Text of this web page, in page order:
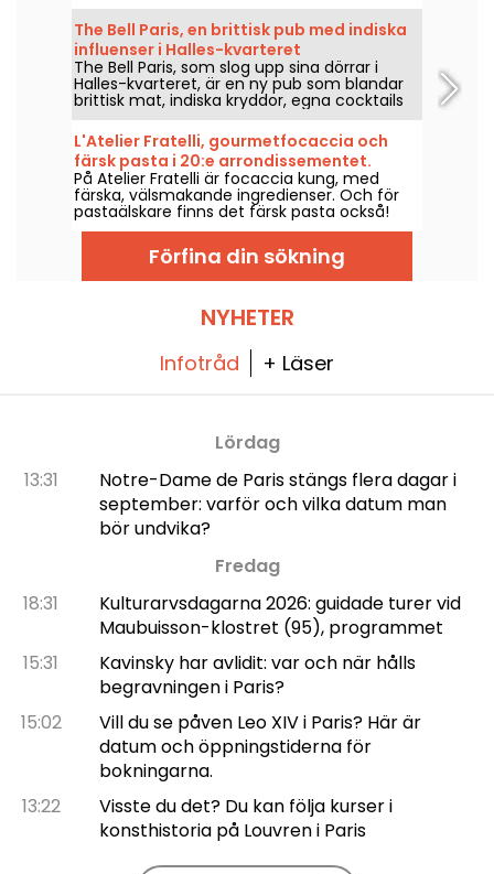
dem med sitt uppfinningsrika
gourmetbistro-kök.
The Bell Paris, en brittisk pub med indiska
influenser i Halles-kvarteret
The Bell Paris, som slog upp sina dörrar i
Halles-kvarteret, är en ny pub som blandar
brittisk mat, indiska kryddor, egna cocktails
och hantverksöl i en inredning signerad Jim
Hamilton.
L'Atelier Fratelli, gourmetfocaccia och
färsk pasta i 20:e arrondissementet.
På Atelier Fratelli är focaccia kung, med
färska, välsmakande ingredienser. Och för
pastaälskare finns det färsk pasta också!
Förfina din sökning
NYHETER
Infotråd + Läser
Lördag
13:31
Notre-Dame de Paris stängs flera dagar i
september: varför och vilka datum man
bör undvika?
Fredag
18:31
Kulturarvsdagarna 2026: guidade turer vid
Maubuisson-klostret (95), programmet
15:31
Kavinsky har avlidit: var och när hålls
begravningen i Paris?
15:02
Vill du se påven Leo XIV i Paris? Här är
datum och öppningstiderna för
bokningarna.
13:22
Visste du det? Du kan följa kurser i
konsthistoria på Louvren i Paris